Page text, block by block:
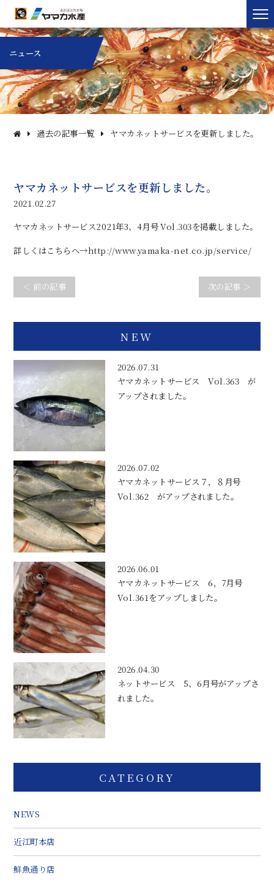
ニュース
過去の記事一覧 ヤマカネットサービスを更新しました。
ヤマカネットサービスを更新しました。
2021.02.27
ヤマカネットサービス2021年3、4月号 Vol.303を掲載しました。
詳しくはこちらへ→http://www.yamaka-net.co.jp/service/
＜ 前の記事 次の記事 ＞
NEW
2026.07.31
ヤマカネットサービス Vol.363 が
アップされました。
2026.07.02
ヤマカネットサービス７，８月号
Vol.362 がアップされました。
2026.06.01
ヤマカネットサービス 6，7月号
Vol.361をアップしました。
2026.04.30
ネットサービス 5、6月号がアップさ
れました。
CATEGORY
NEWS
近江町本店
鮮魚通り店